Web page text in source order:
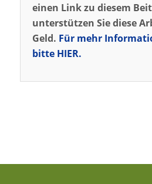
einen Link zu diesem
unterstützen Sie diese
Geld. Für mehr
bitte HIER.